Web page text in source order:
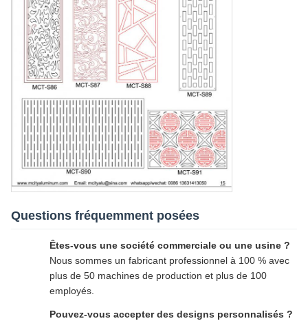
Questions fréquemment posées
Êtes-vous une société commerciale ou une usine ?
Nous sommes un fabricant professionnel à 100 % avec
plus de 50 machines de production et plus de 100
employés.
Pouvez-vous accepter des designs personnalisés ?